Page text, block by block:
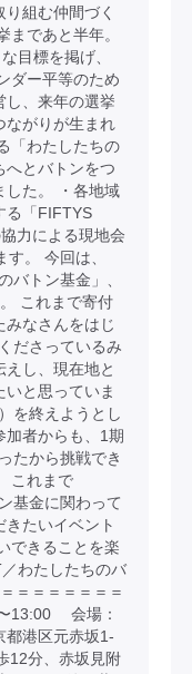
組む仲間づく
まであと半年。
目標を掲げ、
ダー平等のため
し、来年の選挙
ながりが生まれ
「わたしたちの
へとバトンをつ
した。 ・各地域
る「FIFTYS
力による現地会
。 今回は、
バトン基金」、
これまで寄付
なさんをはじ
ださっているみ
し、現在地と
と思っていま
を終えようとし
加者からも、1期
たから挑戦でき
これまで
基金に関わって
きたいイベント
できることを楽
わたしたちのバ
＝＝＝＝＝＝＝
13:00 会場：
都港区元赤坂1-
12分、赤坂見附